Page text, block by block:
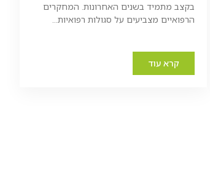
בקצב מתמיד בשנים האחרונות. המחקרים
הרפואיים מצביעים על סגולות רפואיות...
קרא עוד